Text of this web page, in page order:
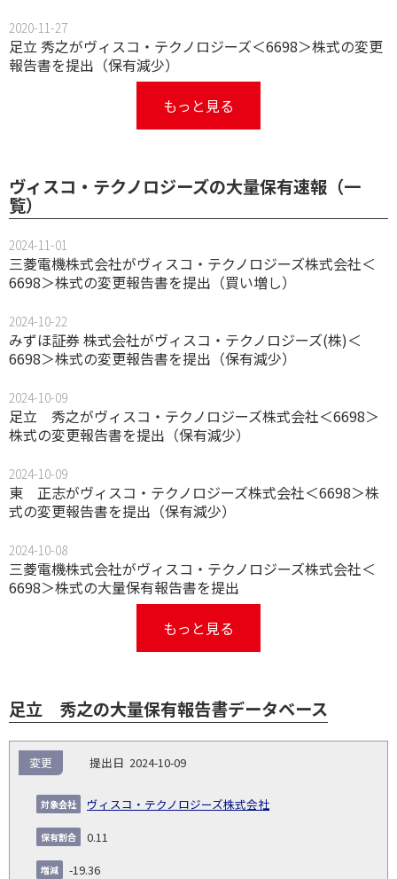
2020-11-27
足立 秀之がヴィスコ・テクノロジーズ＜6698＞株式の変更
報告書を提出（保有減少）
もっと見る
ヴィスコ・テクノロジーズの大量保有速報（一
覧）
2024-11-01
三菱電機株式会社がヴィスコ・テクノロジーズ株式会社＜
6698＞株式の変更報告書を提出（買い増し）
2024-10-22
みずほ証券 株式会社がヴィスコ・テクノロジーズ(株)＜
6698＞株式の変更報告書を提出（保有減少）
2024-10-09
足立 秀之がヴィスコ・テクノロジーズ株式会社＜6698＞
株式の変更報告書を提出（保有減少）
2024-10-09
東 正志がヴィスコ・テクノロジーズ株式会社＜6698＞株
式の変更報告書を提出（保有減少）
2024-10-08
三菱電機株式会社がヴィスコ・テクノロジーズ株式会社＜
6698＞株式の大量保有報告書を提出
もっと見る
足立 秀之の大量保有報告書データベース
NO.
告
義
務
発
生
日
出
コー
象
業
種
割
2024-10-09
ヴィスコ・テクノロジーズ株式会社
変更
0.11
-19.36